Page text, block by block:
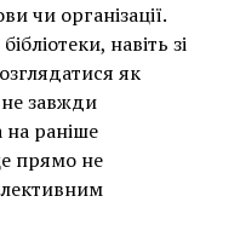
чи організації.
навіть зі
як
не завжди
раніше
прямо не